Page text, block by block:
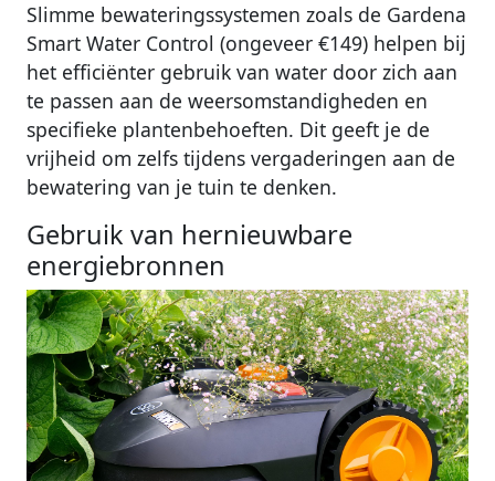
Slimme bewateringssystemen zoals de Gardena
Smart Water Control (ongeveer €149) helpen bij
het efficiënter gebruik van water door zich aan
te passen aan de weersomstandigheden en
specifieke plantenbehoeften. Dit geeft je de
vrijheid om zelfs tijdens vergaderingen aan de
bewatering van je tuin te denken.
Gebruik van hernieuwbare
energiebronnen